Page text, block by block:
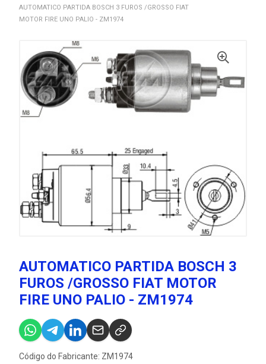
AUTOMATICO PARTIDA BOSCH 3 FUROS /GROSSO FIAT
MOTOR FIRE UNO PALIO - ZM1974
AUTOMATICO PARTIDA BOSCH 3
FUROS /GROSSO FIAT MOTOR
FIRE UNO PALIO - ZM1974
Código do Fabricante: ZM1974